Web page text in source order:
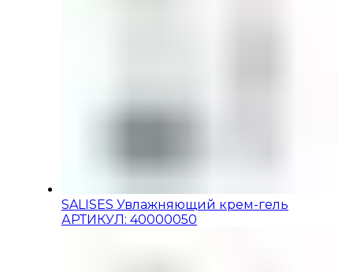
SALISES Увлажняющий крем-гель
АРТИКУЛ: 40000050